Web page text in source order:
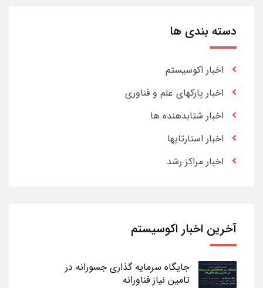
دسته بندی ها
اخبار اکوسیستم
اخبار پارکهای علم و فناوری
اخبار شتابدهنده ها
اخبار استارتاپها
اخبار مراکز رشد
آخرین اخبار اکوسیستم
جایگاه سرمایه گذاری جسورانه در
تامین نیاز فناورانه